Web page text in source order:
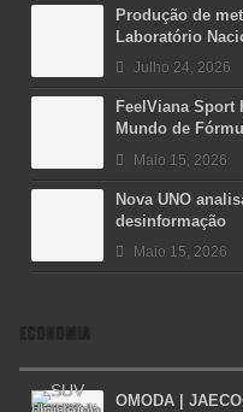
Produção de
Laboratório
Julho 24, 2026
FeelViana Sport
Mundo de
Maio 15, 2026
Nova UNO
desinformação
Maio 15, 2026
ECONOMIA
OMODA |